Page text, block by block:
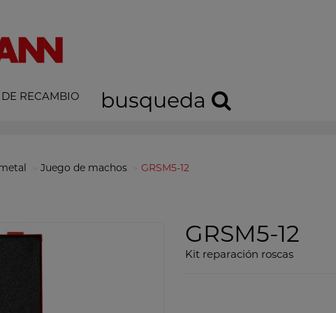
RECAMBIO busqueda
Juego de machos GRSM5-12
GRSM5-12
Kit reparación roscas